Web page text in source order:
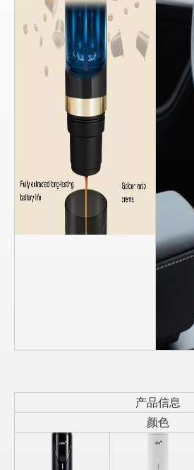
产品信息
颜色